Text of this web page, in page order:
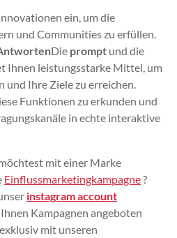
ein, um die
und Communities zu erfüllen.
Die prompt und die
Ihnen leistungsstarke Mittel, um
Ihre Ziele zu erreichen.
Funktionen zu erkunden und
in echte interaktive
mit einer Marke
Einflussmarketingkampagne?
instagram account
Kampagnen angeboten
exklusiv mit unseren